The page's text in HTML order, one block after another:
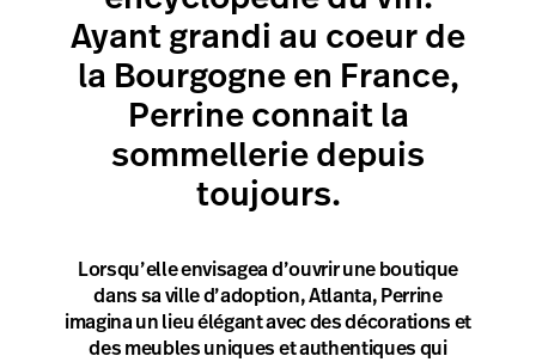
Ayant grandi au coeur de
la Bourgogne en France,
Perrine connait la
sommellerie depuis
toujours.
Lorsqu’elle envisagea d’ouvrir une boutique
dans sa ville d’adoption, Atlanta, Perrine
imagina un lieu élégant avec des décorations et
des meubles uniques et authentiques qui